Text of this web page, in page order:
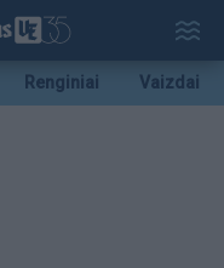
Renginiai Vaizdai